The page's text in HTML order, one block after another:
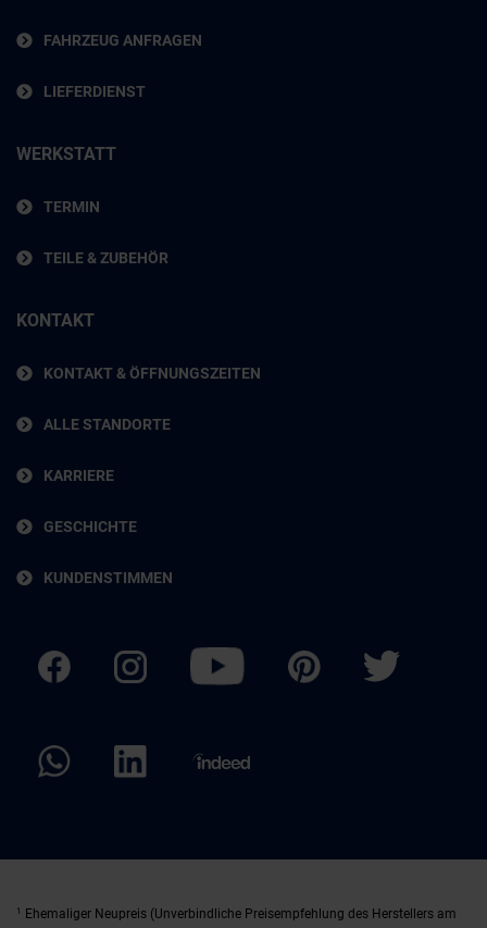
FAHRZEUG ANFRAGEN
LIEFERDIENST
WERKSTATT
TERMIN
TEILE & ZUBEHÖR
KONTAKT
KONTAKT & ÖFFNUNGSZEITEN
ALLE STANDORTE
KARRIERE
GESCHICHTE
KUNDENSTIMMEN
1 Ehemaliger Neupreis (Unverbindliche Preisempfehlung des Herstellers am